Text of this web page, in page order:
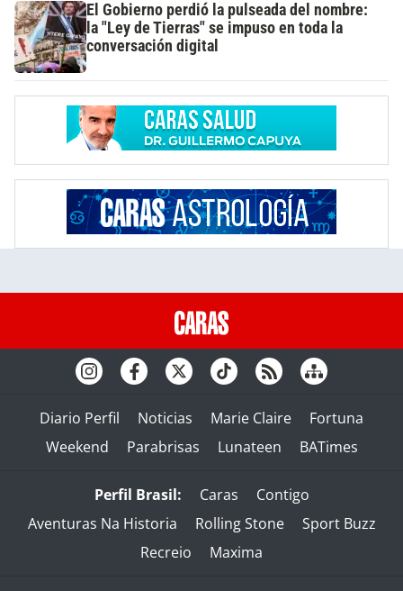
El Gobierno perdió la pulseada del nombre:
la "Ley de Tierras" se impuso en toda la
conversación digital
Diario Perfil Noticias Marie Claire
Fortuna
Weekend
Parabrisas Lunateen BATimes
Perfil Brasil: Caras
Contigo
Aventuras Na Historia
Rolling Stone
Sport Buzz
Recreio
Maxima